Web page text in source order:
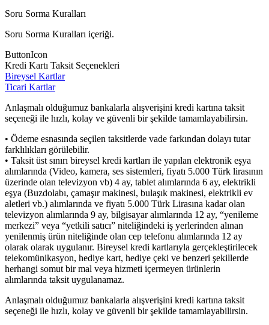
Soru Sorma Kuralları
Soru Sorma Kuralları içeriği.
ButtonIcon
Kredi Kartı Taksit Seçenekleri
Bireysel Kartlar
Ticari Kartlar
Anlaşmalı olduğumuz bankalarla alışverişini kredi kartına taksit
seçeneği ile hızlı, kolay ve güvenli bir şekilde tamamlayabilirsin.
• Ödeme esnasında seçilen taksitlerde vade farkından dolayı tutar
farklılıkları görülebilir.
• Taksit üst sınırı bireysel kredi kartları ile yapılan elektronik eşya
alımlarında (Video, kamera, ses sistemleri, fiyatı 5.000 Türk lirasının
üzerinde olan televizyon vb) 4 ay, tablet alımlarında 6 ay, elektrikli
eşya (Buzdolabı, çamaşır makinesi, bulaşık makinesi, elektrikli ev
aletleri vb.) alımlarında ve fiyatı 5.000 Türk Lirasına kadar olan
televizyon alımlarında 9 ay, bilgisayar alımlarında 12 ay, “yenileme
merkezi” veya “yetkili satıcı” niteliğindeki iş yerlerinden alınan
yenilenmiş ürün niteliğinde olan cep telefonu alımlarında 12 ay
olarak olarak uygulanır. Bireysel kredi kartlarıyla gerçekleştirilecek
telekomünikasyon, hediye kart, hediye çeki ve benzeri şekillerde
herhangi somut bir mal veya hizmeti içermeyen ürünlerin
alımlarında taksit uygulanamaz.
Anlaşmalı olduğumuz bankalarla alışverişini kredi kartına taksit
seçeneği ile hızlı, kolay ve güvenli bir şekilde tamamlayabilirsin.